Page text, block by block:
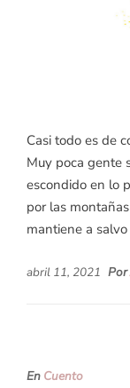
Casi todo es de
Muy poca gente
escondido en lo
por las
mantiene a
abril 11, 2021 Por
En Cuento